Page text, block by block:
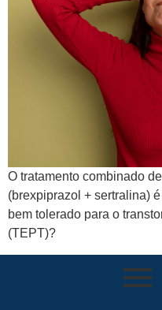
O tratamento combinado
(brexpiprazol + sertralina)
bem tolerado para o
(TEPT)?